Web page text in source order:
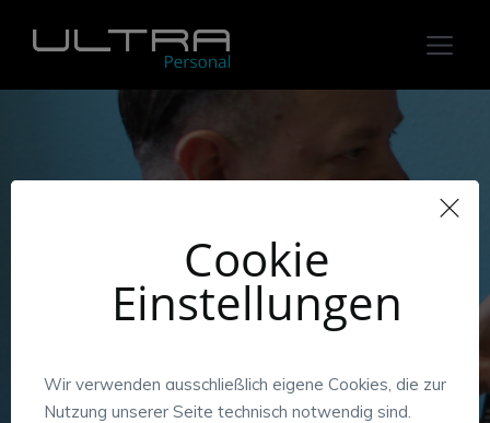
Informationen für
Bewerber/innen
Überraschend, wie gut wir zusammenpassen!
Cookie
Einstellungen
Wir verwenden ausschließlich eigene Cookies, die zur
Nutzung unserer Seite technisch notwendig sind.